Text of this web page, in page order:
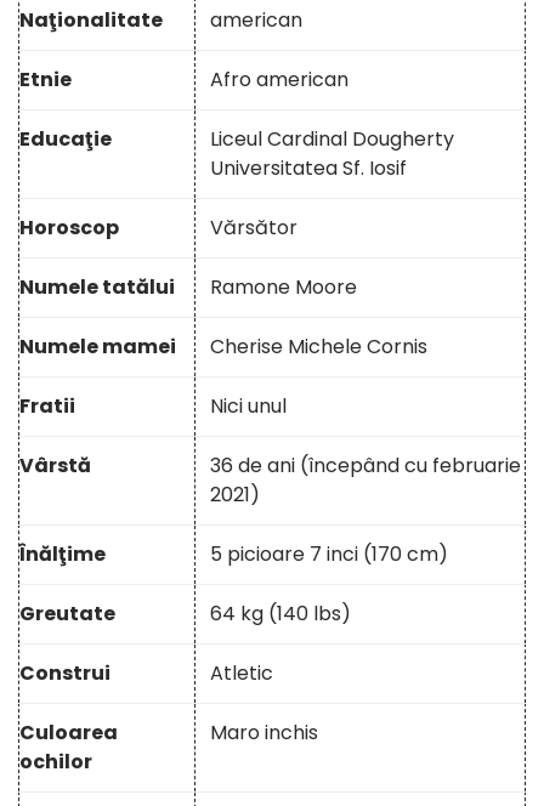
Naţionalitate american
Etnie Afro american
Educaţie
Liceul Cardinal Dougherty
Universitatea Sf. Iosif
Horoscop Vărsător
Numele tatălui Ramone Moore
Numele mamei Cherise Michele Cornis
Fratii Nici unul
Vârstă
36 de ani (începând cu februarie
2021)
Înălţime 5 picioare 7 inci (170 cm)
Greutate 64 kg (140 lbs)
Construi Atletic
Culoarea
ochilor
Maro inchis